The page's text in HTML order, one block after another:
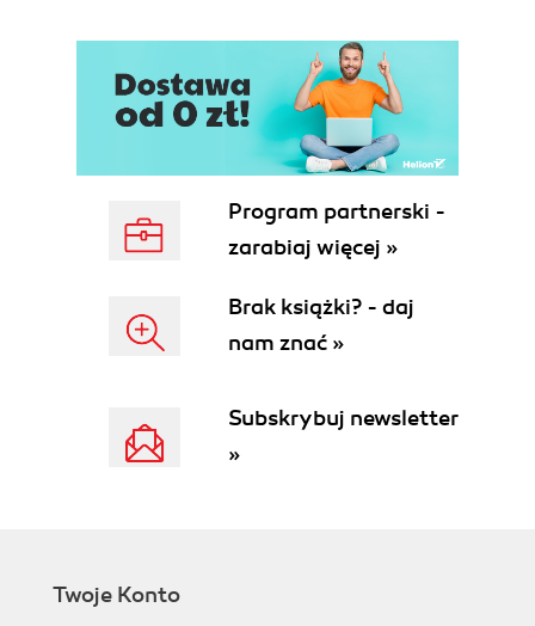
Rozdział 4. Trasowanie dynamiczne: protokoły
trasowania na podstawie wektora odległości (129)
W skrócie (130)
Algorytm wektora odległości (131)
Udoskonalenia algorytmów wektora
odległości: rozszczepiony horyzont,
wywoływane (133)
Rozszczepiony horyzont (134)
Odległość administracyjna (136)
Protokoły trasowania klasowego i
Konfigurowanie protokołu RIP (139)
Program partnerski -
zarabiaj więcej »
Brak książki? - daj
nam znać »
Subskrybuj newsletter
»
Twoje Konto